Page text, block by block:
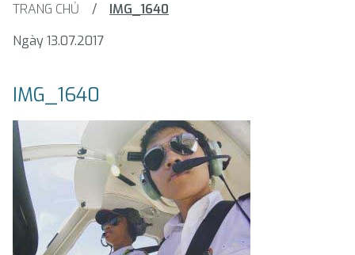
TRANG CHỦ /
IMG_1640
Ngày 13.07.2017
IMG_1640